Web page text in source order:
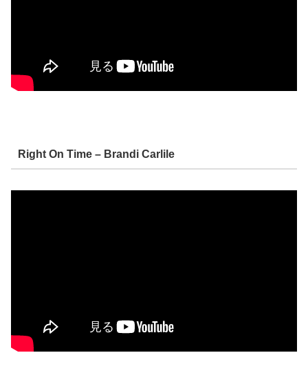
Right On Time – Brandi Carlile